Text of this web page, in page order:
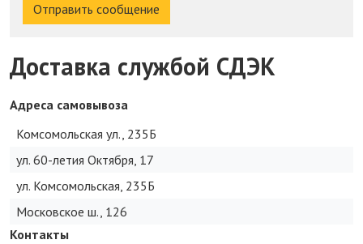
Отправить сообщение
Доставка службой СДЭК
Адреса самовывоза
Комсомольская ул., 235Б
ул. 60-летия Октября, 17
ул. Комсомольская, 235Б
Московское ш., 126
Контакты